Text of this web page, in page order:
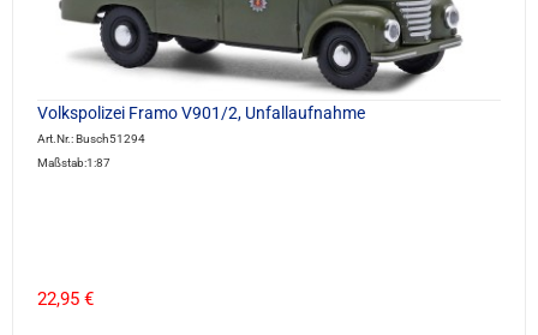
Volkspolizei Framo V901/2, Unfallaufnahme
Art.Nr.: Busch51294
Maßstab:1:87
22,95 €